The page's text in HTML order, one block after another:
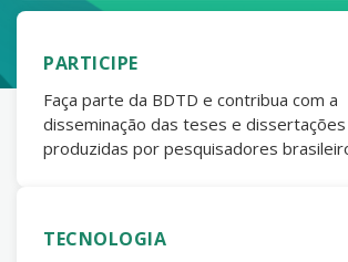
PARTICIPE
Faça parte da BDTD e contribua com a
disseminação das teses e dissertações
produzidas por pesquisadores
TECNOLOGIA